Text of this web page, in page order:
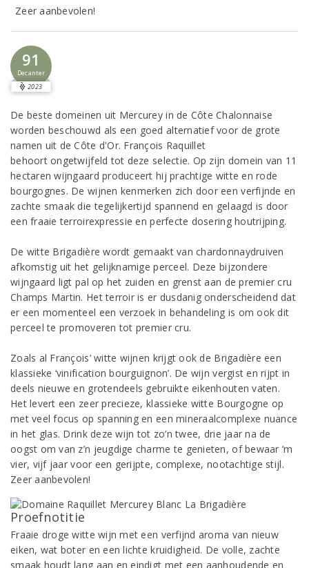
Zeer aanbevolen!
91
Decanter
2023
De beste domeinen uit Mercurey in de Côte Chalonnaise
worden beschouwd als een goed alternatief voor de grote
namen uit de Côte d'Or. François Raquillet
behoort ongetwijfeld tot deze selectie. Op zijn domein van 11
hectaren wijngaard produceert hij prachtige witte en rode
bourgognes. De wijnen kenmerken zich door een verfijnde en
zachte smaak die tegelijkertijd spannend en gelaagd is door
een fraaie terroirexpressie en perfecte dosering houtrijping.
De witte Brigadière wordt gemaakt van chardonnaydruiven
afkomstig uit het gelijknamige perceel. Deze bijzondere
wijngaard ligt pal op het zuiden en grenst aan de premier cru
Champs Martin. Het terroir is er dusdanig onderscheidend dat
er een momenteel een verzoek in behandeling is om ook dit
perceel te promoveren tot premier cru.
Zoals al François’ witte wijnen krijgt ook de Brigadière een
klassieke ‘vinification bourguignon’. De wijn vergist en rijpt in
deels nieuwe en grotendeels gebruikte eikenhouten vaten.
Het levert een zeer precieze, klassieke witte Bourgogne op
met veel focus op spanning en een mineraalcomplexe nuance
in het glas. Drink deze wijn tot zo’n twee, drie jaar na de
oogst om van z’n jeugdige charme te genieten, of bewaar ‘m
vier, vijf jaar voor een gerijpte, complexe, nootachtige stijl.
Zeer aanbevolen!
Proefnotitie
Fraaie droge witte wijn met een verfijnd aroma van nieuw
eiken, wat boter en een lichte kruidigheid. De volle, zachte
smaak houdt lang aan en eindigt met een aanhoudende en